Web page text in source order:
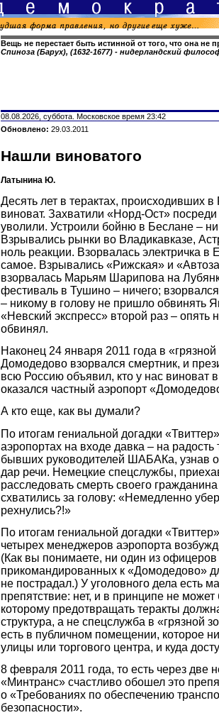
Вещь не перестает быть истинной от того, что она не
Спиноза (Барух), (1632-1677) - нидерландский
08.08.2026, суббота. Московское время 23:42
Обновлено: 29.03.2011
Нашли виноватого
Латынина Ю.
Десять лет в терактах, происходивших
виноват. Захватили «Норд-Ост»
уволили. Устроили бойню в Беслане –
Взрывались рынки во Владикавказе,
ноль реакции. Взорвалась электричка в
самое. Взрывались «Рижская» и
взорвалась Марьям Шарипова на
фестиваль в Тушино – ничего;
– никому в голову не пришло обвинять
«Невский экспресс» второй раз – опять
обвинял.
Наконец 24 января 2011 года в
Домодедово взорвался смертник, и
всю Россию объявил, кто у нас виноват
оказался частный аэропорт
А кто еще, как вы думали?
По итогам гениальной догадки
аэропортах на входе давка – на
бывших руководителей ШАБАКа, узнав
дар речи. Немецкие спецслужбы,
расследовать смерть своего гражданина
схватились за голову: «Немедленно
рехнулись?!»
По итогам гениальной догадки
четырех менеджеров аэропорта
(Как вы понимаете, ни один из
прикомандированных к «Домодедово»
не пострадал.) У уголовного дела есть
препятствие: нет, и в принципе не может
которому предотвращать теракты
структура, а не спецслужба в «грязной
есть в публичном помещении, которое
улицы или торгового центра, и куда
8 февраля 2011 года, то есть через две
«Минтранс» счастливо обошел это
о «Требованиях по обеспечению
безопасности».